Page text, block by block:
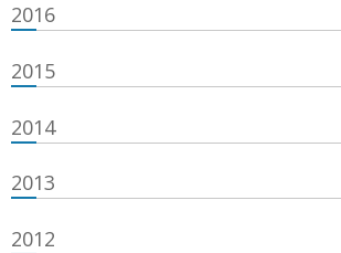
2016
2015
2014
2013
2012